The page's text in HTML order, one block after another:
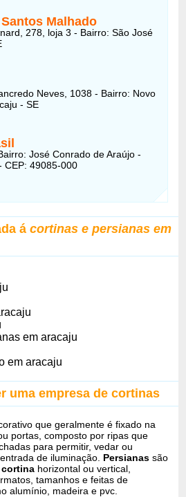
Malhado
278, loja 3 - Bairro: São José
Neves, 1038 - Bairro: Novo
- SE
José Conrado de Araújo -
CEP: 49085-000
ácortinas e persianas em
em aracaju
em aracaju
uma empresa de cortinas
que geralmente é fixado na
portas, composto por ripas que
para permitir, vedar ou
de iluminação. Persianas são
cortina horizontal ou vertical,
tamanhos e feitas de
alumínio, madeira e pvc.